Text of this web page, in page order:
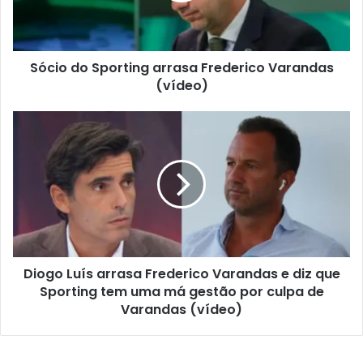
Sócio do Sporting arrasa Frederico Varandas
(vídeo)
Diogo Luís arrasa Frederico Varandas e diz que
Sporting tem uma má gestão por culpa de
Varandas (vídeo)